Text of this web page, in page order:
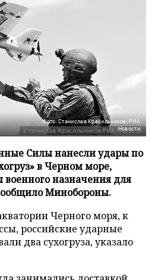
Фото: Станислав Красильников/РИА
Новости
Силы нанесли удары по
в Черном море,
назначения для
Минобороны.
Черного моря, к
российские ударные
два сухогруза, указало